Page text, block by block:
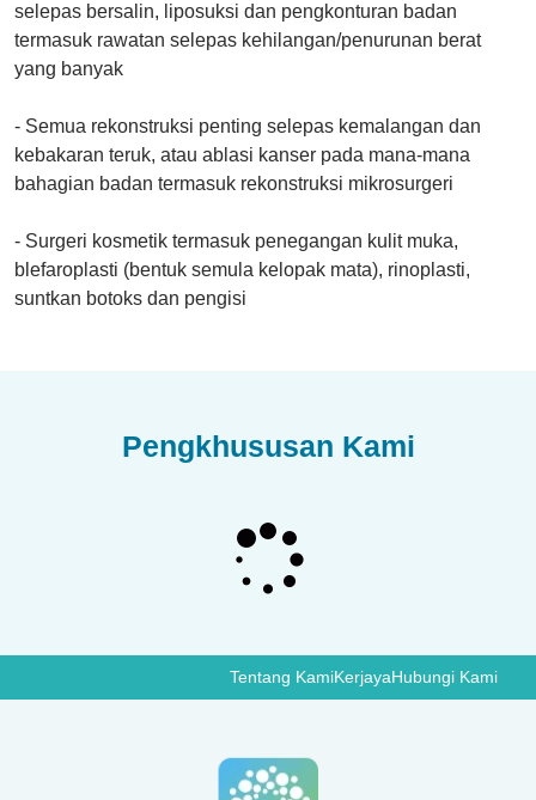
selepas bersalin, liposuksi dan pengkonturan badan
termasuk rawatan selepas kehilangan/penurunan berat
yang banyak
- Semua rekonstruksi penting selepas kemalangan dan
kebakaran teruk, atau ablasi kanser pada mana-mana
bahagian badan termasuk rekonstruksi mikrosurgeri
- Surgeri kosmetik termasuk penegangan kulit muka,
blefaroplasti (bentuk semula kelopak mata), rinoplasti,
suntkan botoks dan pengisi
Pengkhususan Kami
Tentang KamiKerjayaHubungi Kami